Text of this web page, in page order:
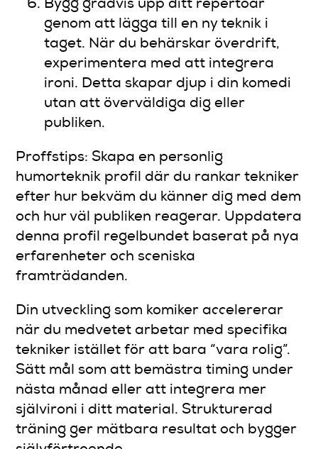
Bygg gradvis upp ditt repertoar
genom att lägga till en ny teknik i
taget. När du behärskar överdrift,
experimentera med att integrera
ironi. Detta skapar djup i din komedi
utan att överväldiga dig eller
publiken.
Proffstips: Skapa en personlig
humorteknik profil där du rankar tekniker
efter hur bekväm du känner dig med dem
och hur väl publiken reagerar. Uppdatera
denna profil regelbundet baserat på nya
erfarenheter och sceniska
framträdanden.
Din utveckling som komiker accelererar
när du medvetet arbetar med specifika
tekniker istället för att bara “vara rolig”.
Sätt mål som att bemästra timing under
nästa månad eller att integrera mer
självironi i ditt material. Strukturerad
träning ger mätbara resultat och bygger